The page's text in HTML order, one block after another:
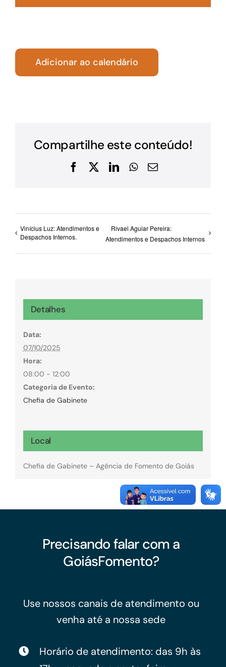
Adicionar ao calendário
Compartilhe este conteúdo!
Facebook
X LinkedInWhatsApp
E-
Vinícius Luz: Atendimentos e
Despachos Internos.
Rivael Aguiar Pereira:
Atendimentos e Despachos Internos
Detalhes
Data:
07/10/2025
Hora:
08:00 - 12:00
Categoria de Evento:
Chefia de Gabinete
Local
Chefia de Gabinete – Agência de Fomento de Goiás
Precisando falar com a
GoiásFomento?
Use nossos canais de atendimento ou
venha até a nossa sede
Horário de atendimento: das 9h às